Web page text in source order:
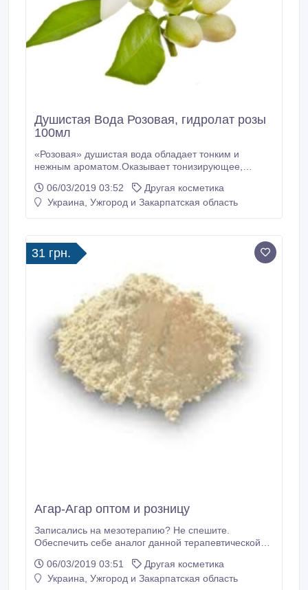
Душистая Вода Розовая, гидролат розы
100мл
«Розовая» душистая вода обладает тонким и
нежным ароматом.Оказывает тонизирующее,
противовоспалительное действие. Придает коже
здоровый вид и приятный запах. Не содержит
превосходным бактерицидным свойством, является
эффективным средством для лечения ангин,
тонзиллитов, конъюнктивитов и многих других
воспалительных процессов.
06/03/2019 03:52
Другая косметика
Украина, Ужгород и Закарпатская область
31 грн.
Агар-Агар оптом и розницу
Записались на мезотерапию? Не спешите.
Обеспечить себе аналог данной терапевтической
домашних условиях. Знакомьтесь – водоросль агар-
агар. Китай и Япония хранили целебные свойства
06/03/2019 03:51
Другая косметика
Украина, Ужгород и Закарпатская область